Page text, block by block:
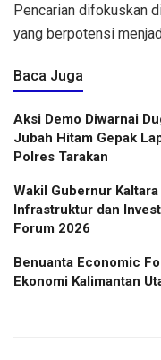
Pencarian difokuskan
yang berpotensi
Baca Juga
Aksi Demo Diwarnai
Jubah Hitam Gepak
Polres Tarakan
Wakil Gubernur
Infrastruktur dan
Forum 2026
Benuanta Economic
Ekonomi Kalimantan